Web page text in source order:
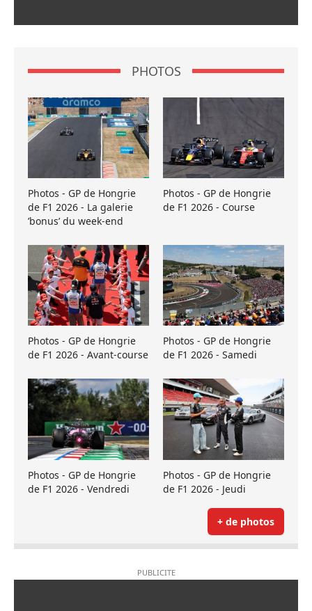
PHOTOS
Photos - GP de Hongrie
de F1 2026 - La galerie
’bonus’ du week-end
Photos - GP de Hongrie
de F1 2026 - Course
Photos - GP de Hongrie
de F1 2026 - Avant-course
Photos - GP de Hongrie
de F1 2026 - Samedi
Photos - GP de Hongrie
de F1 2026 - Vendredi
Photos - GP de Hongrie
de F1 2026 - Jeudi
+ de photos